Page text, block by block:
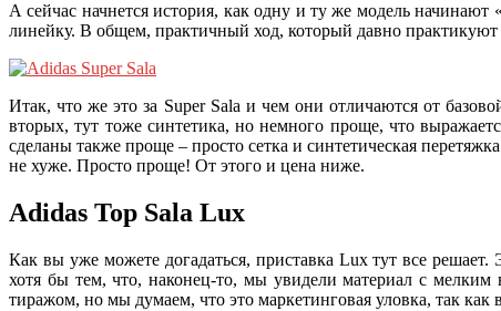
А сейчас начнется история, как одну и ту же модель
линейку. В общем, практичный ход, который давно практикуют
Итак, что же это за Super Sala и чем они отличаются от
вторых, тут тоже синтетика, но немного проще, что
сделаны также проще – просто сетка и синтетическая
не хуже. Просто проще! От этого и цена ниже.
Adidas Top Sala Lux
Как вы уже можете догадаться, приставка Lux тут все
хотя бы тем, что, наконец-то, мы увидели материал с мелким
тиражом, но мы думаем, что это маркетинговая уловка, так как